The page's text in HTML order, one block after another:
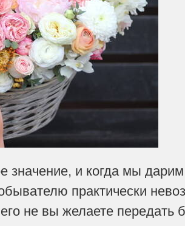
значение, и когда мы
практически
не вы желаете